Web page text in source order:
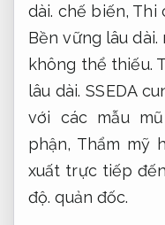
dài. chế biến, Thi
Bền vững lâu dài.
không thể thiếu.
lâu dài. SSEDA
với các mẫu
phận, Thẩm mỹ
xuất trực tiếp
độ. quản đốc.